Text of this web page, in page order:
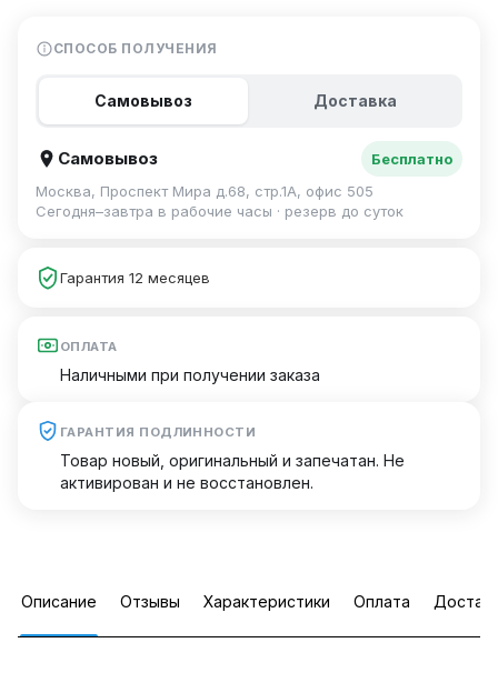
СПОСОБ ПОЛУЧЕНИЯ
Самовывоз Доставка
Самовывоз
Бесплатно
Москва, Проспект Мира д.68, стр.1А, офис 505
Сегодня–завтра в рабочие часы · резерв до суток
Гарантия 12 месяцев
ОПЛАТА
Наличными при получении заказа
ГАРАНТИЯ ПОДЛИННОСТИ
Товар новый, оригинальный и запечатан. Не
активирован и не восстановлен.
Описание Отзывы Характеристики Оплата